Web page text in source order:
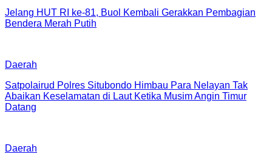
Jelang HUT RI ke-81, Buol Kembali Gerakkan Pembagian
Bendera Merah Putih
Daerah
Satpolairud Polres Situbondo Himbau Para Nelayan Tak
Abaikan Keselamatan di Laut Ketika Musim Angin Timur
Datang
Daerah